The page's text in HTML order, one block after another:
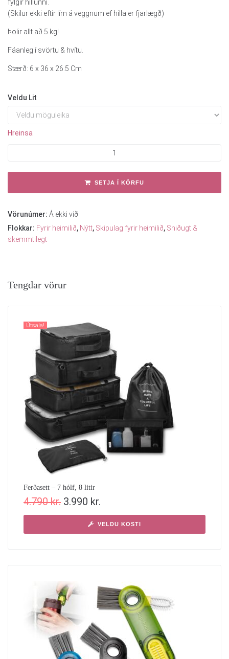
fylgir hillunni.
(Skilur ekki eftir lím á veggnum ef hilla er fjarlægð)
Þolir allt að 5 kg!
Fáanleg í svörtu & hvítu.
Stærð: 6 x 36 x 26.5 Cm
Veldu Lit
Hreinsa
SETJA Í KÖRFU
Vörunúmer: Á ekki við
Flokkar: Fyrir heimilið, Nýtt, Skipulag fyrir heimilið, Sniðugt &
skemmtilegt
Tengdar vörur
Útsala!
Ferðasett – 7 hólf, 8 litir
4.790kr. 3.990 kr.
VELDU KOSTI